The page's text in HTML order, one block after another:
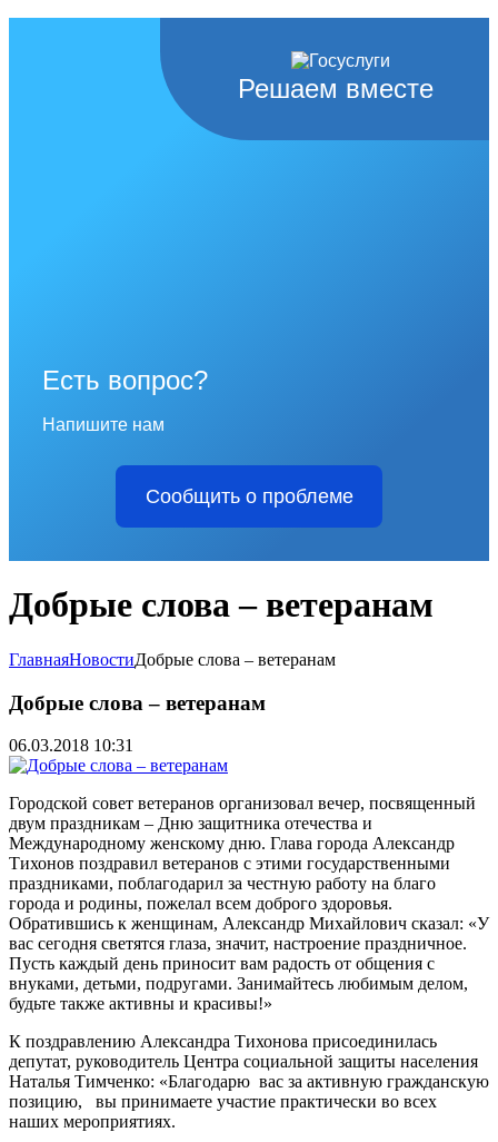
Решаем вместе
Есть вопрос?
Напишите нам
Сообщить о проблеме
Добрые слова – ветеранам
ГлавнаяНовостиДобрые слова – ветеранам
Добрые слова – ветеранам
06.03.2018 10:31
Городской совет ветеранов организовал вечер, посвященный
двум праздникам – Дню защитника отечества и
Международному женскому дню. Глава города Александр
Тихонов поздравил ветеранов с этими государственными
праздниками, поблагодарил за честную работу на благо
города и родины, пожелал всем доброго здоровья.
Обратившись к женщинам, Александр Михайлович сказал: «У
вас сегодня светятся глаза, значит, настроение праздничное.
Пусть каждый день приносит вам радость от общения с
внуками, детьми, подругами. Занимайтесь любимым делом,
будьте также активны и красивы!»
К поздравлению Александра Тихонова присоединилась
депутат, руководитель Центра социальной защиты населения
Наталья Тимченко: «Благодарю вас за активную гражданскую
позицию, вы принимаете участие практически во всех
наших мероприятиях.